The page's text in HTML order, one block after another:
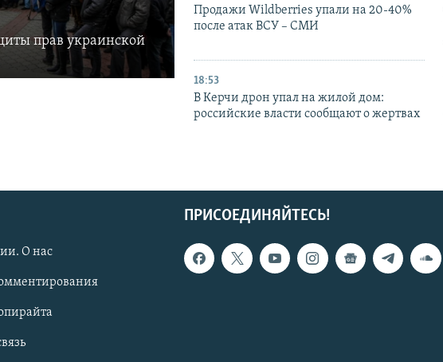
прав украинской
Продажи Wildberries упали на 20-40%
после атак ВСУ – СМИ
18:53
В Керчи дрон упал на жилой дом:
российские власти сообщают о жертвах
ПРИСОЕДИНЯЙТЕСЬ!
О нас